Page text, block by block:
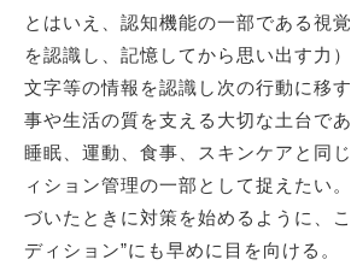
とはいえ、認知機能の一部である視
を認識し、記憶してから思い出す力
文字等の情報を認識し次の行動に移
事や生活の質を支える大切な土台で
睡眠、運動、食事、スキンケアと同
ィション管理の一部として捉えたい
づいたときに対策を始めるように、
ディション”にも早めに目を向ける。